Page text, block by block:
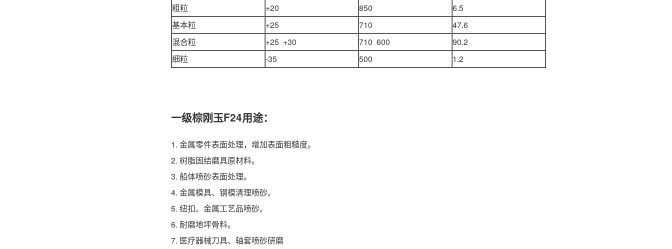
粗粒
+20 850
6.5
基本粒
+25 710
47.6
混合粒
+25 +30 710 600
90.2
细粒
-35 500 1.2
一级棕刚玉F24用途：
1. 金属零件表面处理，增加表面粗糙度。
2. 树脂固结磨具原材料。
3. 船体喷砂表面处理。
4. 金属模具、钢模清理喷砂。
5. 纽扣、金属工艺品喷砂。
6. 耐磨地坪骨料。
7. 医疗器械刀具、轴套喷砂研磨